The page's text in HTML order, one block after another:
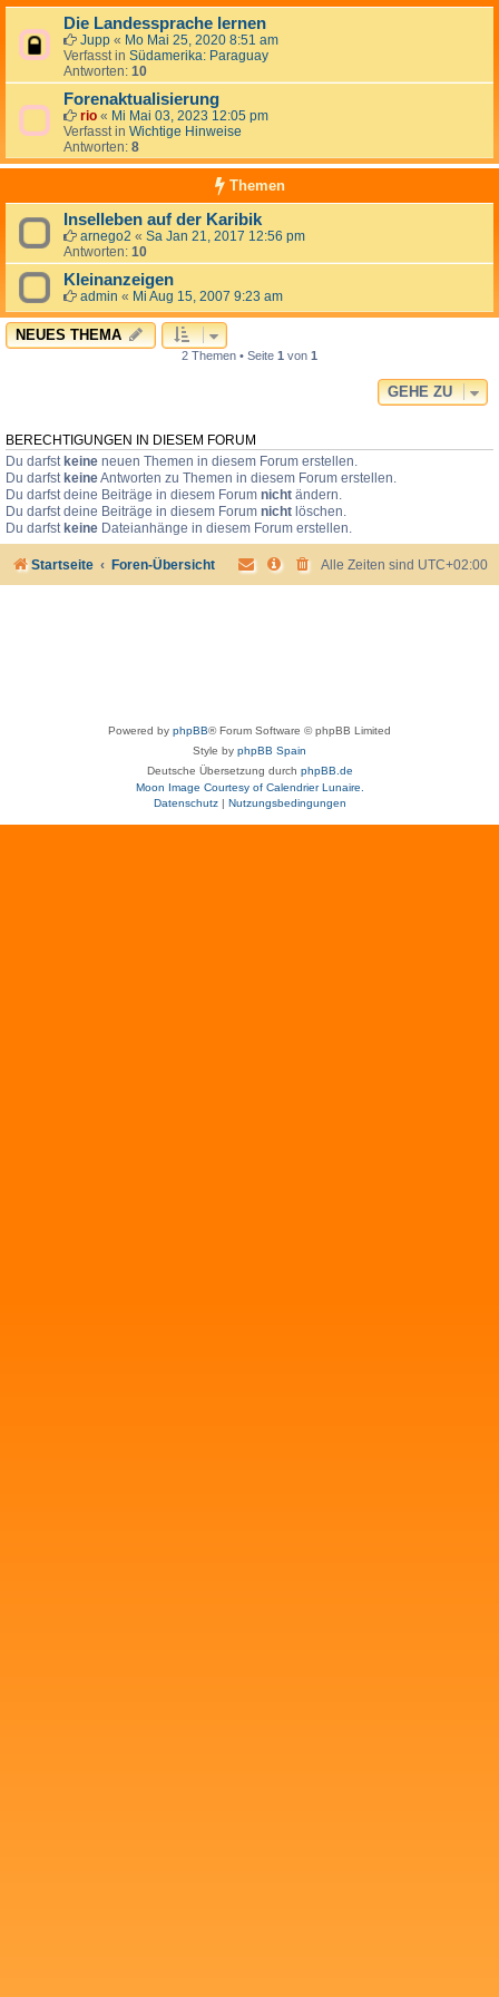
Die Landessprache lernen
Jupp « Mo Mai 25, 2020 8:51 am
Verfasst in Südamerika: Paraguay
Antworten: 10
Forenaktualisierung
rio « Mi Mai 03, 2023 12:05 pm
Verfasst in Wichtige Hinweise
Antworten: 8
Themen
Inselleben auf der Karibik
arnego2 « Sa Jan 21, 2017 12:56 pm
Antworten: 10
Kleinanzeigen
admin « Mi Aug 15, 2007 9:23 am
NEUES THEMA
2 Themen • Seite 1 von 1
GEHE ZU
BERECHTIGUNGEN IN DIESEM FORUM
Du darfst keine neuen Themen in diesem Forum erstellen.
Du darfst keineAntworten zu Themen in diesem Forum erstellen.
Du darfst deine Beiträge in diesem Forum nicht ändern.
Du darfst deine Beiträge in diesem Forum nicht löschen.
Du darfst keine Dateianhänge in diesem Forum erstellen.
Startseite Foren-Übersicht Alle Zeiten sind UTC+02:00
Powered by phpBB® Forum Software © phpBB Limited
Style by phpBB Spain
Deutsche Übersetzung durch phpBB.de
Moon Image Courtesy of Calendrier Lunaire.
Datenschutz| Nutzungsbedingungen